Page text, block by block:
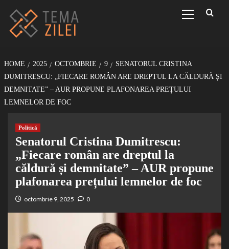
conținut
Menu
HOME 2025 OCTOMBRIE 9
SENATORUL CRISTINA
DUMITRESCU: „FIECARE ROMÂN ARE DREPTUL LA CĂLDURĂ ȘI
DEMNITATE” – AUR PROPUNE PLAFONAREA PREȚULUI
LEMNELOR DE FOC
Politică
Senatorul Cristina Dumitrescu:
„Fiecare român are dreptul la
căldură și demnitate” – AUR propune
plafonarea prețului lemnelor de foc
octombrie 9, 2025 0